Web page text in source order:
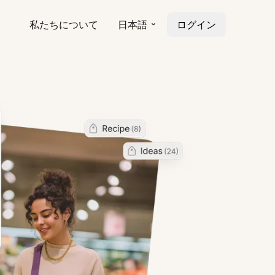
私たちについて 日本語 ログイン